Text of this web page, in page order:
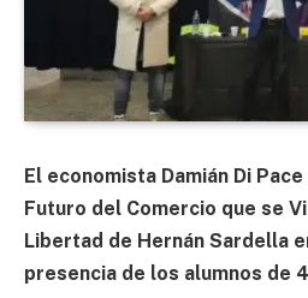
El economista Damián Di
Futuro del Comercio que se
Libertad de Hernán Sardella
presencia de los alumnos de